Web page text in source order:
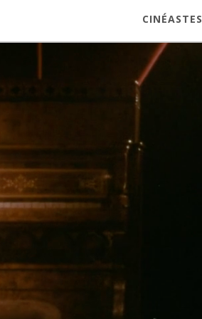
CINÉASTES